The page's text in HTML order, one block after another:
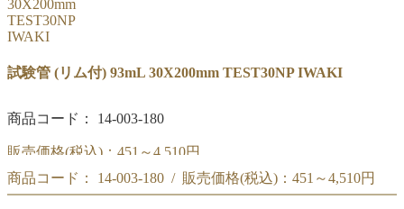
試験管 (リム付) 93mL 30X200mm TEST30NP IWAKI
商品コード： 14-003-180
販売価格(税込)： 451～4,510円
IWAKI 試験管 93mL (リム付) 30X200mm TEST30NP
商品コード： 14-003-180 / 販売価格(税込)： 451～4,510円